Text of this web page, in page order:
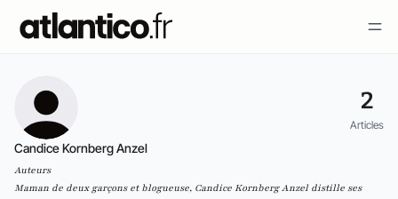
2
Articles
Candice Kornberg Anzel
Auteurs
Maman de deux garçons et blogueuse, Candice Kornberg Anzel distille ses